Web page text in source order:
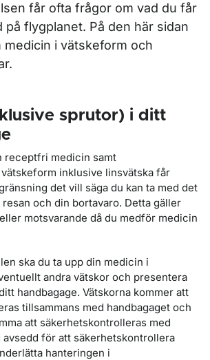
får ofta frågor om vad du får
på flygplanet. På den här sidan
medicin i vätskeform och
sprutor) i ditt
receptfri medicin samt
inklusive linsvätska får
det vill säga du kan ta med det
och din bortavaro. Detta gäller
motsvarande då du medför medicin
ska du ta upp din medicin i
andra vätskor och presentera
handbagage. Vätskorna kommer att
tillsammans med handbagaget och
att säkerhetskontrolleras med
för att säkerhetskontrollera
hanteringen i